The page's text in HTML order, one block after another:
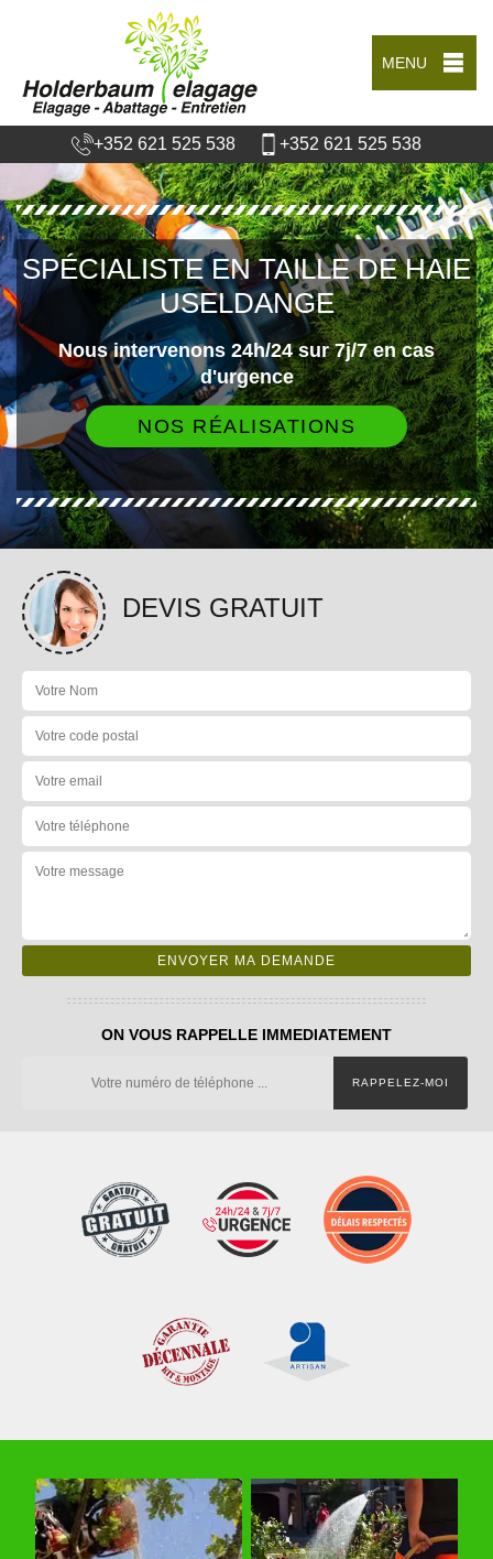
MENU
+352 621 525 538 +352 621 525 538
SPÉCIALISTE EN TAILLE DE HAIE
USELDANGE
Nous intervenons 24h/24 sur 7j/7 en cas
d'urgence
NOS RÉALISATIONS
DEVIS GRATUIT
ON VOUS RAPPELLE IMMEDIATEMENT